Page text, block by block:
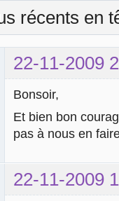
récents en
22-11-2009
Bonsoir,
Et bien bon
pas à nous en
22-11-2009